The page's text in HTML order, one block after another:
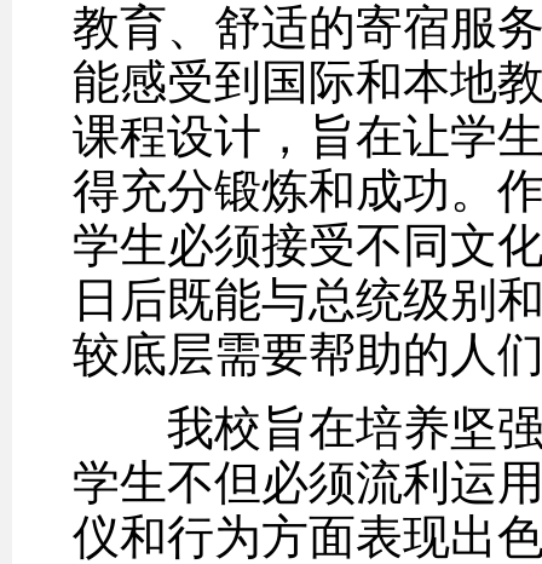
教育、舒适的寄宿服
能感受到国际和本地
课程设计，旨在让学
得充分锻炼和成功。
学生必须接受不同文
日后既能与总统级别
较底层需要帮助的人
我校旨在培养坚强
学生不但必须流利运
仪和行为方面表现出